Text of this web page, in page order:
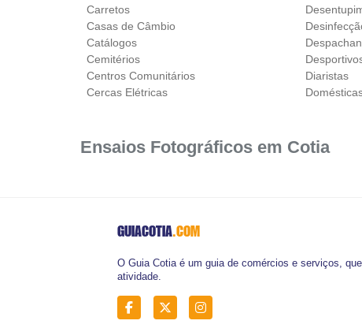
Carretos
Casas de Câmbio
Catálogos
Cemitérios
Centros Comunitários
Cercas Elétricas
Diaristas
Ensaios Fotográficos em Cotia
GUIACOTIA.COM
O Guia Cotia é um guia de comércios e serviços,
atividade.